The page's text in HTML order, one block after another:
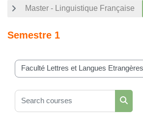
Master - Linguistique Française
Semestre 1
Course categories
Search courses